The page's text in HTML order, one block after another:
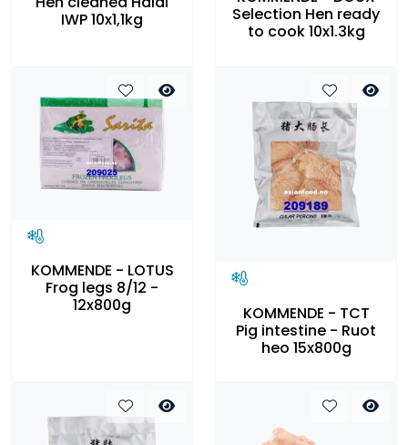
IWP 10x1,1kg
Selection Hen ready
to cook 10x1.3kg
KOMMENDE - LOTUS
Frog legs 8/12 -
12x800g
KOMMENDE - TCT
Pig intestine - Ruot
heo 15x800g